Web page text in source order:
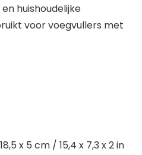
huishoudelijke
voor voegvullers met
x 5 cm / 15,4 x 7,3 x 2 in